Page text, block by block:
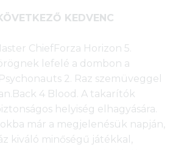
KEDVENC
ChiefForza Horizon 5.
lefelé a dombon a
2. Raz szemüveggel
4 Blood. A takarítók
helyiség elhagyására.
már a megjelenésük napján,
kiváló minőségű játékkal,